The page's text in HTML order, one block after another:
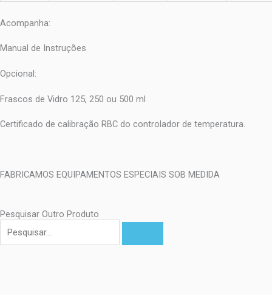
Acompanha:
Manual de Instruções
Opcional:
Frascos de Vidro 125, 250 ou 500 ml
Certificado de calibração RBC do controlador de temperatura.
FABRICAMOS EQUIPAMENTOS ESPECIAIS SOB MEDIDA
Pesquisar Outro Produto
Pesquisar